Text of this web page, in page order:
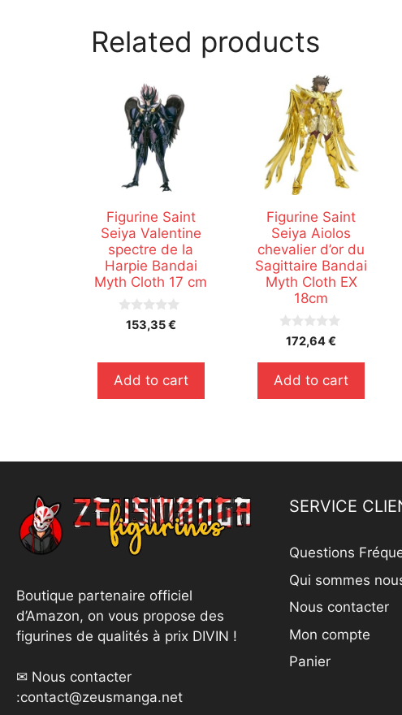
Related products
Figurine Saint
Seiya Valentine
spectre de la
Harpie Bandai
Myth Cloth 17 cm
s
5
153,35€
Add to cart
Figurine Saint
Seiya Aiolos
chevalier d’or du
Sagittaire Bandai
Myth Cloth EX
18cm
s
u
5
172,64€
Add to cart
Boutique partenaire officiel
d’Amazon, on vous propose des
figurines de qualités à prix DIVIN !
✉ Nous contacter
:contact@zeusmanga.net
SERVICE
Questions
Qui sommes
Nous contacter
Mon compte
Panier